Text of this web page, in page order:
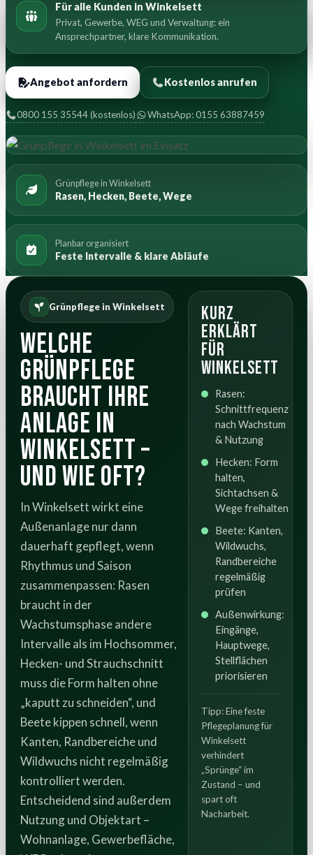
Für alle Kunden in Winkelsett
Privat, Gewerbe, WEG und Verwaltung: ein
Ansprechpartner, klare Kommunikation.
Angebot anfordern Kostenlos anrufen
0800 155 35544 (kostenlos) WhatsApp: 0155 63887459
Grünpflege in Winkelsett
Rasen, Hecken, Beete, Wege
Planbar organisiert
Feste Intervalle & klare Abläufe
Grünpflege in Winkelsett
Welche
Grünpflege
braucht Ihre
Anlage in
Winkelsett –
und wie oft?
In Winkelsett wirkt eine
Außenanlage nur dann
dauerhaft gepflegt, wenn
Rhythmus und Saison
zusammenpassen: Rasen
braucht in der
Wachstumsphase andere
Intervalle als im Hochsommer,
Hecken- und Strauchschnitt
muss die Form halten ohne
„kaputt zu schneiden“, und
Beete kippen schnell, wenn
Kanten, Randbereiche und
Wildwuchs nicht regelmäßig
kontrolliert werden.
Entscheidend sind außerdem
Nutzung und Objektart –
Wohnanlage, Gewerbefläche,
Kurz
erklärt
für
Winkelsett
Rasen:
Schnittfrequenz
nach Wachstum
& Nutzung
Hecken: Form
halten,
Sichtachsen &
Wege freihalten
Beete: Kanten,
Wildwuchs,
Randbereiche
regelmäßig
prüfen
Außenwirkung:
Eingänge,
Hauptwege,
Stellflächen
priorisieren
Tipp: Eine feste
Pflegeplanung für
Winkelsett
verhindert
„Sprünge“ im
Zustand – und
spart oft
Nacharbeit.